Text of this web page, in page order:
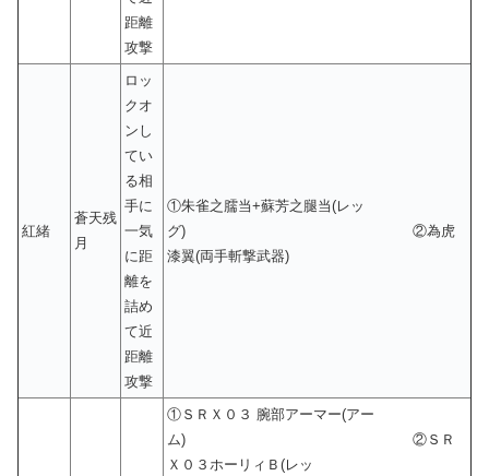
距離
攻撃
紅緒
蒼天残
月
ロッ
クオ
ンし
てい
る相
手に
一気
に距
離を
詰め
て近
距離
攻撃
①朱雀之臑当+蘇芳之腿当(レッ
グ) ②為虎
漆翼(両手斬撃武器)
①ＳＲＸ０３ 腕部アーマー(アー
ム) ②ＳＲ
Ｘ０３ホーリィＢ(レッ